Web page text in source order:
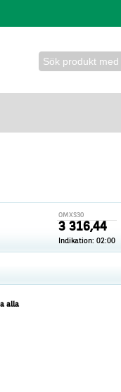
OMXS30
3 316,44
Indikation: 02:00
alla